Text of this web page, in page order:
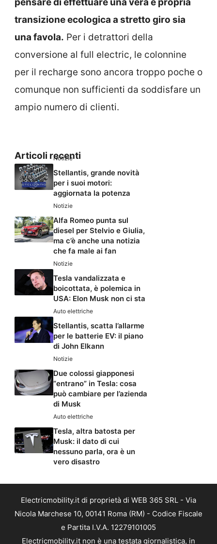
transizione ecologica a stretto giro sia
una favola. Per i detrattori della
conversione al full electric, le colonnine
per il recharge sono ancora troppo poche o
comunque non sufficienti da soddisfare un
ampio numero di clienti.
Articoli recenti
Notizie
Stellantis, grande novità
per i suoi motori:
aggiornata la potenza
Notizie
Alfa Romeo punta sul
diesel per Stelvio e Giulia,
ma c’è anche una notizia
che fa male ai fan
Notizie
Tesla vandalizzata e
boicottata, è polemica in
USA: Elon Musk non ci sta
Auto elettriche
Stellantis, scatta l’allarme
per le batterie EV: il piano
di John Elkann
Notizie
Due colossi giapponesi
“entrano” in Tesla: cosa
può cambiare per l’azienda
di Musk
Auto elettriche
Tesla, altra batosta per
Musk: il dato di cui
nessuno parla, ora è un
vero disastro
Electricmobility.it di proprietà di WEB 365 SRL - Via
Nicola Marchese 10, 00141 Roma (RM) - Codice Fiscale
e Partita I.V.A. 12279101005
Electricmobility.it non è una testata giornalistica, in